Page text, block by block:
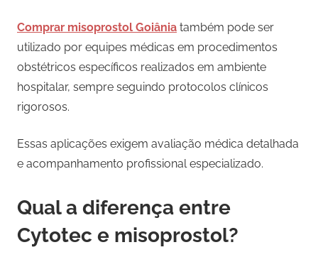
Comprar misoprostol Goiânia também pode ser
utilizado por equipes médicas em procedimentos
obstétricos específicos realizados em ambiente
hospitalar, sempre seguindo protocolos clínicos
rigorosos.
Essas aplicações exigem avaliação médica detalhada
e acompanhamento profissional especializado.
Qual a diferença entre
Cytotec e misoprostol?